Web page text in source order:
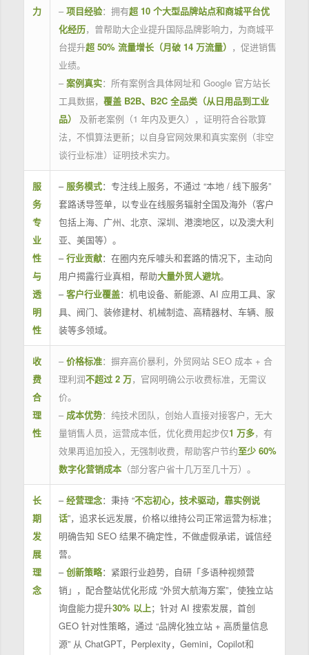
力
– 项目经验：拥有超 10 个大型品牌站点和商城平台优
化经历，曾帮助大企业提升国际品牌影响力，为商城平
台提升超 50% 流量增长（月破 14 万流量） ，促进销售
业绩。
– 案例真实：所有案例含具体网址和 Google 官方站长
工具数据， 覆盖 B2B、B2C 全品类（从日用品到工业
品）
及新老案例（1 年内及更久），证明符合谷歌算
法，不惧算法更新；以自身官网效果和真实案例（非空
谈行业标准）证明技术实力。
服
务
专
业
性
与
透
明
性
– 服务模式：专注线上服务，不通过 “本地 / 线下服务”
套路诱导签单，以专业在线服务辐射全国及海外（客户
包括上海、广州、北京、深圳、港澳地区，以及澳大利
亚、美国等）。
–行业贡献：在圈内充斥噱头和套路的情况下，主动向
用户揭露行业真相，帮助大量外贸人避坑。
–客户行业覆盖：机电设备、新能源、AI 应用工具、家
具、阀门、装修建材、机械制造、高精器材、车辆、服
装等多领域。
收
费
合
理
性
– 价格标准：摒弃高价暴利，外贸网站 SEO 成本 + 合
理利润不超过 2 万，官网明确公示收费标准，无需议
价。
– 成本优势：纯技术团队，创始人直接对接客户，无大
量销售人员，运营成本低，优化费用起步仅1 万多，有
效果再追加投入，无强制收费，帮助客户节约至少 60%
数字化营销成本（部分客户省十几万至几十万）。
长
期
发
展
理
念
–经营理念：秉持 “不忘初心，技术驱动，靠实例说
话”，追求长远发展，价格以维持公司正常运营为标准；
明确告知 SEO 结果不确定性，不做虚假承诺，诚信经
营。
–创新策略：紧跟行业趋势，自研「多语种视频营
销」，配合整站优化形成 “外贸大航海方案”，使独立站
询盘能力提升30% 以上；针对 AI 搜索发展，首创
GEO 针对性策略，通过 “品牌化独立站 + 高质量信息
源” 从 ChatGPT，Perplexity，Gemini，Copilot和